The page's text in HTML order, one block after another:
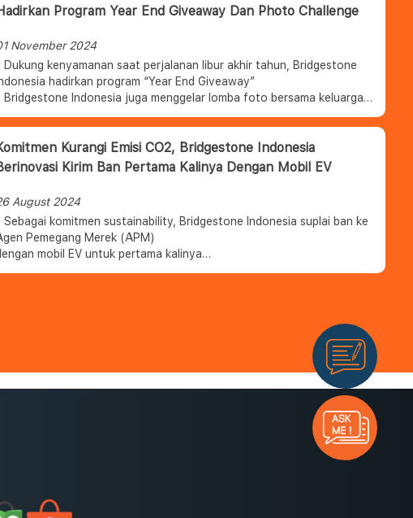
Program Year End Giveaway Dan Photo Challenge
November 2024
Dukung kenyamanan saat perjalanan libur akhir tahun, Bridgestone
hadirkan program “Year End Giveaway”
Bridgestone Indonesia juga menggelar lomba foto bersama keluarga
berbagai hadiah menarik
Kurangi Emisi CO2, Bridgestone Indonesia
Kirim Ban Pertama Kalinya Dengan Mobil EV
August 2024
Sebagai komitmen sustainability, Bridgestone Indonesia suplai ban ke
Pemegang Merek (APM)
mobil EV untuk pertama kalinya